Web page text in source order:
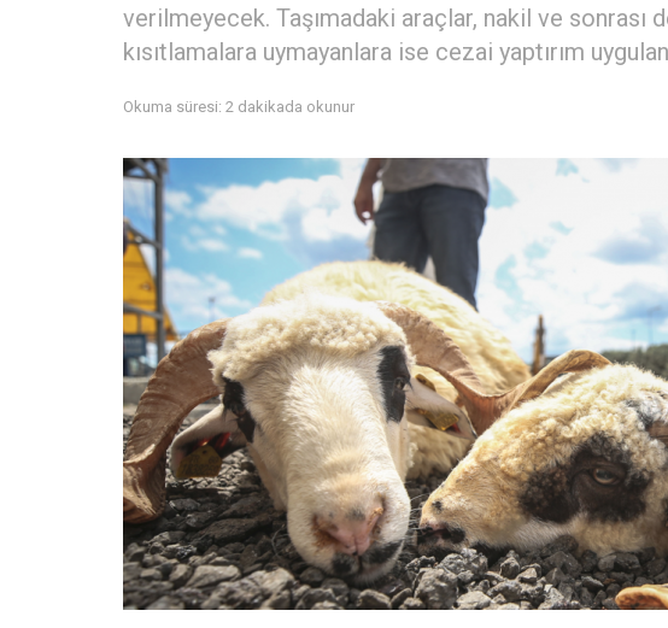
verilmeyecek. Taşımadaki araçlar, nakil ve sonrası
kısıtlamalara uymayanlara ise cezai yaptırım
Okuma süresi: 2 dakikada okunur